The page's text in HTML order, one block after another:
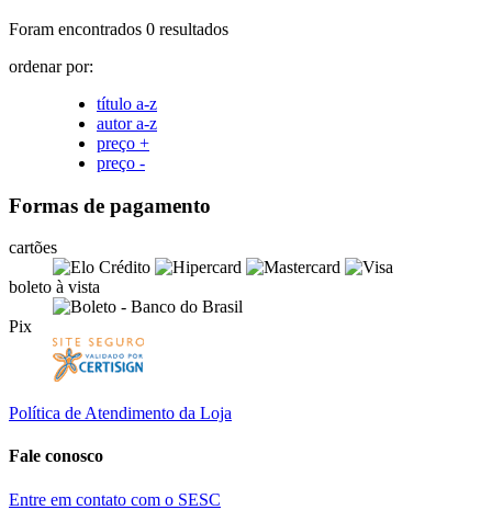
Foram encontrados 0 resultados
ordenar por:
título a-z
autor a-z
preço +
preço -
Formas de pagamento
cartões
boleto à vista
Pix
Política de Atendimento da Loja
Fale conosco
Entre em contato com o SESC